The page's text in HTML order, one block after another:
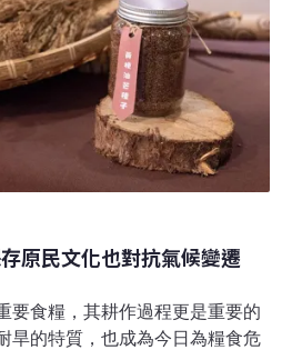
裡面裝滿了玩具。」因為這句
真有一間擺滿玩具的房間，孩子
該會有多少孩子受惠？」當時的
親子遊戲區或公共空間可選擇，
弱勢孩童家
原民文化也對抗氣候變遷
要食糧，其耕作過程更是重要的
旱的特質，也成為今日為糧食危